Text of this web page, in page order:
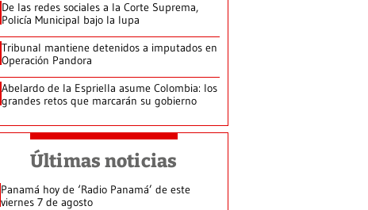
De las redes sociales a la Corte Suprema,
Policía Municipal bajo la lupa
Tribunal mantiene detenidos a imputados en
Operación Pandora
Abelardo de la Espriella asume Colombia: los
grandes retos que marcarán su gobierno
Últimas noticias
Panamá hoy de ‘Radio Panamá’ de este
viernes 7 de agosto